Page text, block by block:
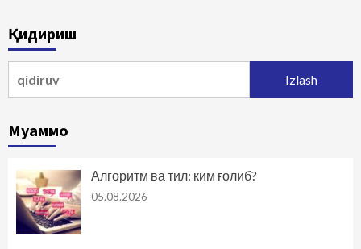
Қидириш
Муаммо
Алгоритм ва тил: ким ғолиб?
05.08.2026